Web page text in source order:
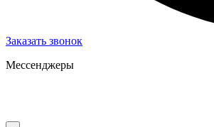
Заказать звонок
Мессенджеры